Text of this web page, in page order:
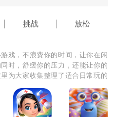
轻触屏幕即可进行移动和攻
到紧张刺激的战斗，又能放
挑战 放松
戏，不浪费你的时间，让你在闲
时，舒缓你的压力，还能让你的
为大家收集整理了适合日常玩的